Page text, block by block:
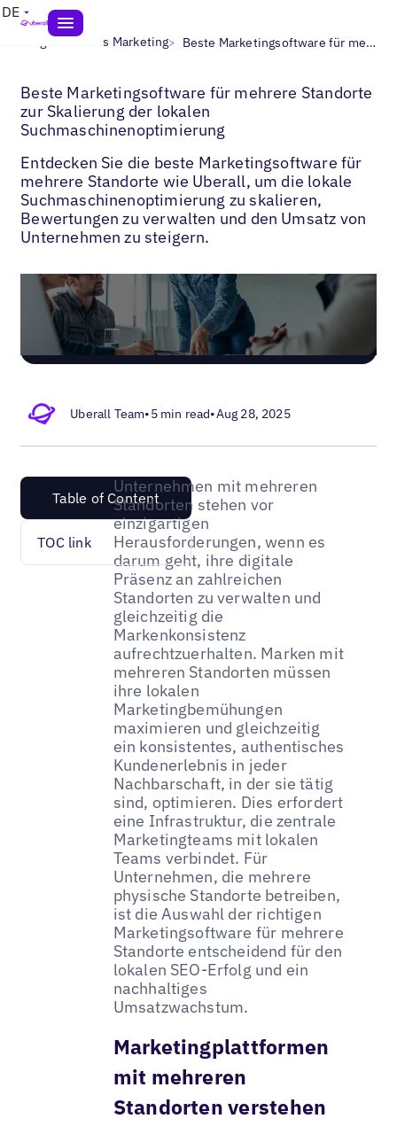
DE
Blogs> Lokales Marketing> Beste Marketingsoftware für mehrere Standorte zur Skalierung der lokalen Suchmaschinenoptimierung
Beste Marketingsoftware für mehrere Standorte
zur Skalierung der lokalen
Suchmaschinenoptimierung
Entdecken Sie die beste Marketingsoftware für
mehrere Standorte wie Uberall, um die lokale
Suchmaschinenoptimierung zu skalieren,
Bewertungen zu verwalten und den Umsatz von
Unternehmen zu steigern.
Uberall Team•5 min read•Aug 28, 2025
Table of Content
TOC link
Unternehmen mit mehreren
Standorten stehen vor
einzigartigen
Herausforderungen, wenn es
darum geht, ihre digitale
Präsenz an zahlreichen
Standorten zu verwalten und
gleichzeitig die
Markenkonsistenz
aufrechtzuerhalten. Marken mit
mehreren Standorten müssen
ihre lokalen
Marketingbemühungen
maximieren und gleichzeitig
ein konsistentes, authentisches
Kundenerlebnis in jeder
Nachbarschaft, in der sie tätig
sind, optimieren. Dies erfordert
eine Infrastruktur, die zentrale
Marketingteams mit lokalen
Teams verbindet. Für
Unternehmen, die mehrere
physische Standorte betreiben,
ist die Auswahl der richtigen
Marketingsoftware für mehrere
Standorte entscheidend für den
lokalen SEO-Erfolg und ein
nachhaltiges
Umsatzwachstum.
Marketingplattformen
mit mehreren
Standorten verstehen